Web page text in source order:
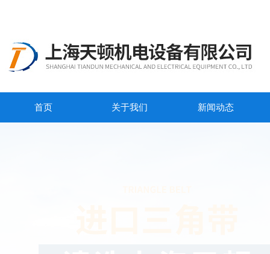
首页 关于我们 新闻动态